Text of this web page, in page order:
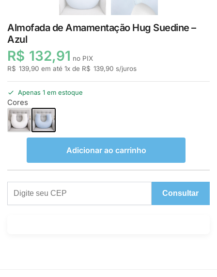
Almofada de Amamentação Hug Suedine –
Azul
R$ 132,91 no PIX
R$ 139,90 em até 1x de R$ 139,90 s/juros
Apenas 1 em estoque
Cores
Adicionar ao carrinho
Consultar